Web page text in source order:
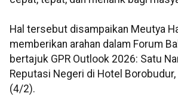
Hal tersebut disampaikan Meutya
memberikan arahan dalam Forum
bertajuk GPR Outlook 2026: Satu
Reputasi Negeri di Hotel Borobudur,
(4/2).